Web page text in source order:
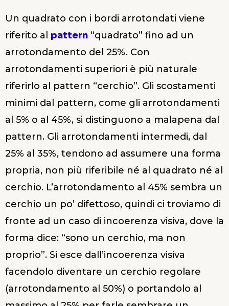
Un quadrato con i bordi arrotondati viene
riferito al pattern “quadrato” fino ad un
arrotondamento del 25%. Con
arrotondamenti superiori è più naturale
riferirlo al pattern “cerchio”. Gli scostamenti
minimi dal pattern, come gli arrotondamenti
al 5% o al 45%, si distinguono a malapena dal
pattern. Gli arrotondamenti intermedi, dal
25% al 35%, tendono ad assumere una forma
propria, non più riferibile né al quadrato né al
cerchio. L’arrotondamento al 45% sembra un
cerchio un po’ difettoso, quindi ci troviamo di
fronte ad un caso di incoerenza visiva, dove la
forma dice: “sono un cerchio, ma non
proprio”. Si esce dall’incoerenza visiva
facendolo diventare un cerchio regolare
(arrotondamento al 50%) o portandolo al